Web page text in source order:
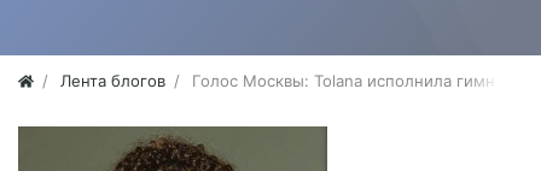
Лента блогов Голос Москвы: Tolana исполнила гимн